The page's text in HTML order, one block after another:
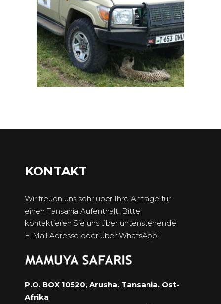
KONTAKT
Wir freuen uns sehr über Ihre Anfrage für
einen Tansania Aufenthalt. Bitte
kontaktieren Sie uns über untenstehende
E-Mail Adresse oder über WhatsApp!
P.O. BOX 10520, Arusha. Tansania. Ost-
Afrika